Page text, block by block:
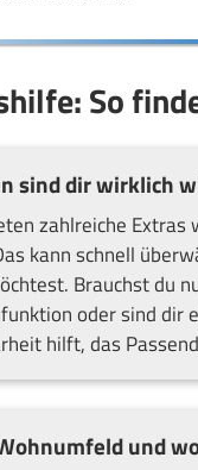
So
sind dir wirklich
zahlreiche
kann schnell
Brauchst du
oder sind
hilft, das
und